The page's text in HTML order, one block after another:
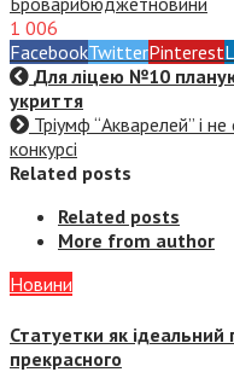
1 006
FacebookTwitterPinterest
Для ліцею №10
укриття
Тріумф “Акварелей” і
конкурсі
Related posts
Related posts
More from author
Новини
Статуетки як ідеальний
прекрасного